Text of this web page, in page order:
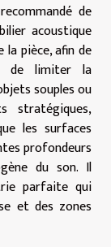
de
acoustique
pièce, afin de
de limiter la
souples ou
stratégiques,
les surfaces
profondeurs
du son. Il
parfaite qui
et des zones